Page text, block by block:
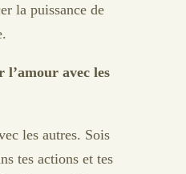
la puissance de
l’amour avec les
les autres. Sois
tes actions et tes